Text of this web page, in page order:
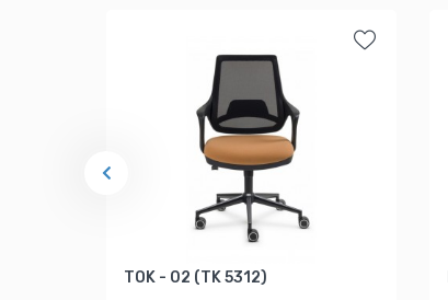
TOK - 02 (TK 5312)